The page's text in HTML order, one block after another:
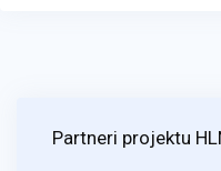
Partneri projektu